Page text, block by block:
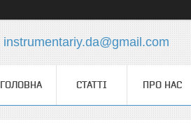
instrumentariy.da@gmail.com
ГОЛОВНА СТАТТІ ПРО НАС